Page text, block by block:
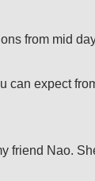
from mid
can expect
friend Nao.